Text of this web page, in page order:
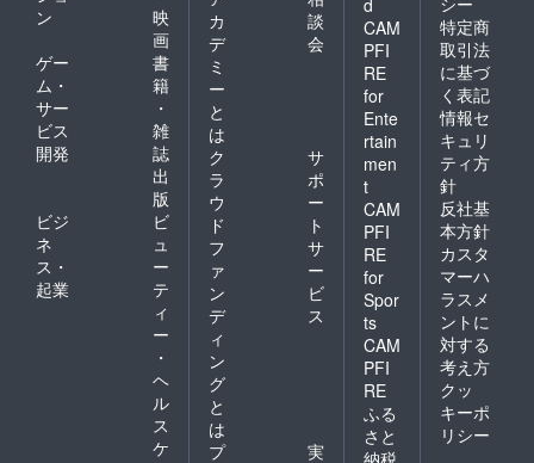
ン
映
画
ゲー
ム・
サー
ビス
開発
書
籍
・
雑
誌
出
版
ビジ
ネ
ス・
起業
ビ
ュ
ー
テ
ィ
ー
・
ヘ
ル
ス
ケ
カ
デ
ミ
ー
と
は
談
会
ク
ラ
ウ
ド
フ
ァ
ン
デ
ィ
ン
グ
と
は
サ
ポ
ー
ト
サ
ー
ビ
ス
プ
実
CAM
PFI
RE
for
Ente
rtain
men
t
CAM
PFI
RE
for
Spor
ts
CAM
PFI
RE
ふる
さと
納税
特定商
取引法
に基づ
く表記
情報セ
キュリ
ティ方
針
反社基
本方針
カスタ
マーハ
ラスメ
ントに
対する
考え方
クッ
キーポ
リシー